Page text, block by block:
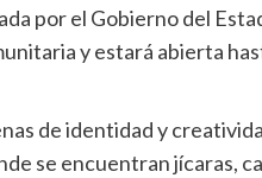
por el Gobierno del
y estará abierta
de identidad y
se encuentran jícaras,